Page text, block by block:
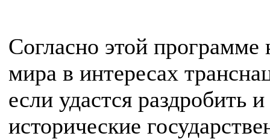
Согласно этой
мира в интересах
если удастся раздробить
исторические